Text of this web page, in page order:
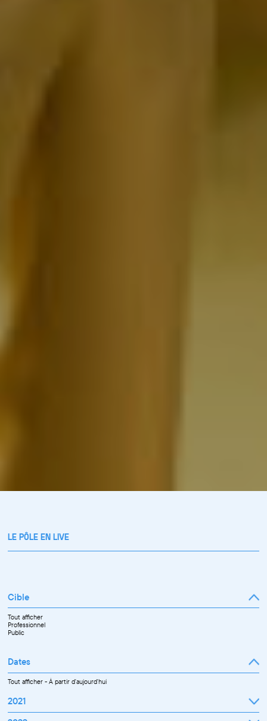
LE PÔLE EN LIVE
Cible
Tout afficher
Professionnel
Public
Dates
Tout afficher-À partir d'aujourd'hui
2021